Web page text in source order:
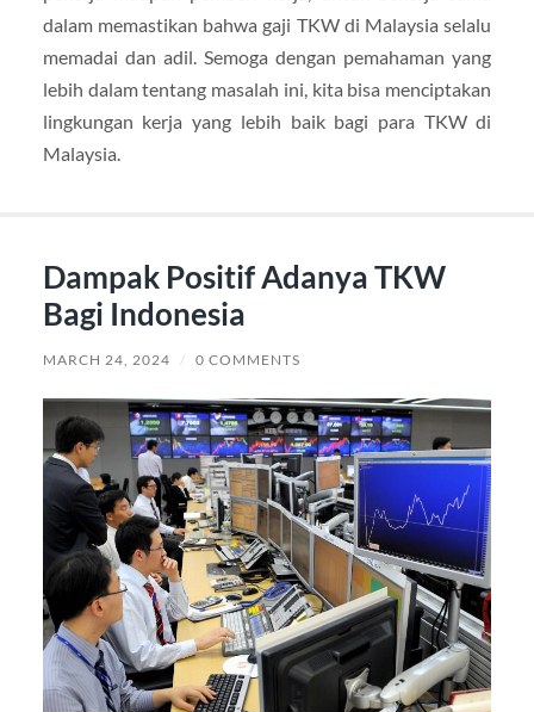
dalam memastikan bahwa gaji TKW di Malaysia selalu
memadai dan adil. Semoga dengan pemahaman yang
lebih dalam tentang masalah ini, kita bisa menciptakan
lingkungan kerja yang lebih baik bagi para TKW di
Malaysia.
Dampak Positif Adanya TKW
Bagi Indonesia
MARCH 24, 2024 / 0 COMMENTS